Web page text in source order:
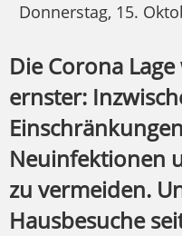
Donnerstag, 15.
Die Corona
ernster:
Neuinfektionen
zu vermeiden.
Hausbesuche